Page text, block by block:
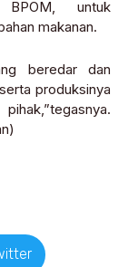
BPOM, untuk
makanan.
beredar dan
produksinya